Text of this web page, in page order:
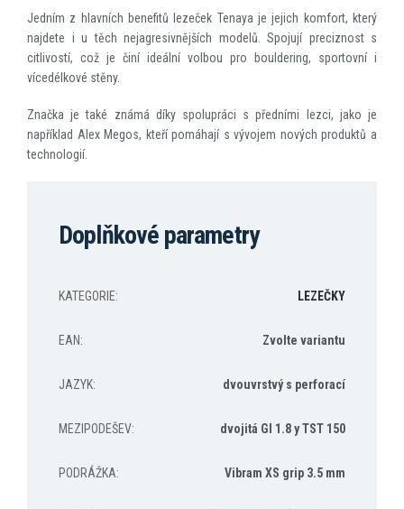
Jedním z hlavních benefitů lezeček Tenaya je jejich komfort, který
najdete i u těch nejagresivnějších modelů. Spojují preciznost s
citlivostí, což je činí ideální volbou pro bouldering, sportovní i
vícedélkové stěny.
Značka je také známá díky spolupráci s předními lezci, jako je
například Alex Megos, kteří pomáhají s vývojem nových produktů a
technologií.
Doplňkové parametry
KATEGORIE: LEZEČKY
EAN: Zvolte variantu
JAZYK: dvouvrstvý s perforací
MEZIPODEŠEV: dvojitá GI 1.8 y TST 150
PODRÁŽKA: Vibram XS grip 3.5 mm